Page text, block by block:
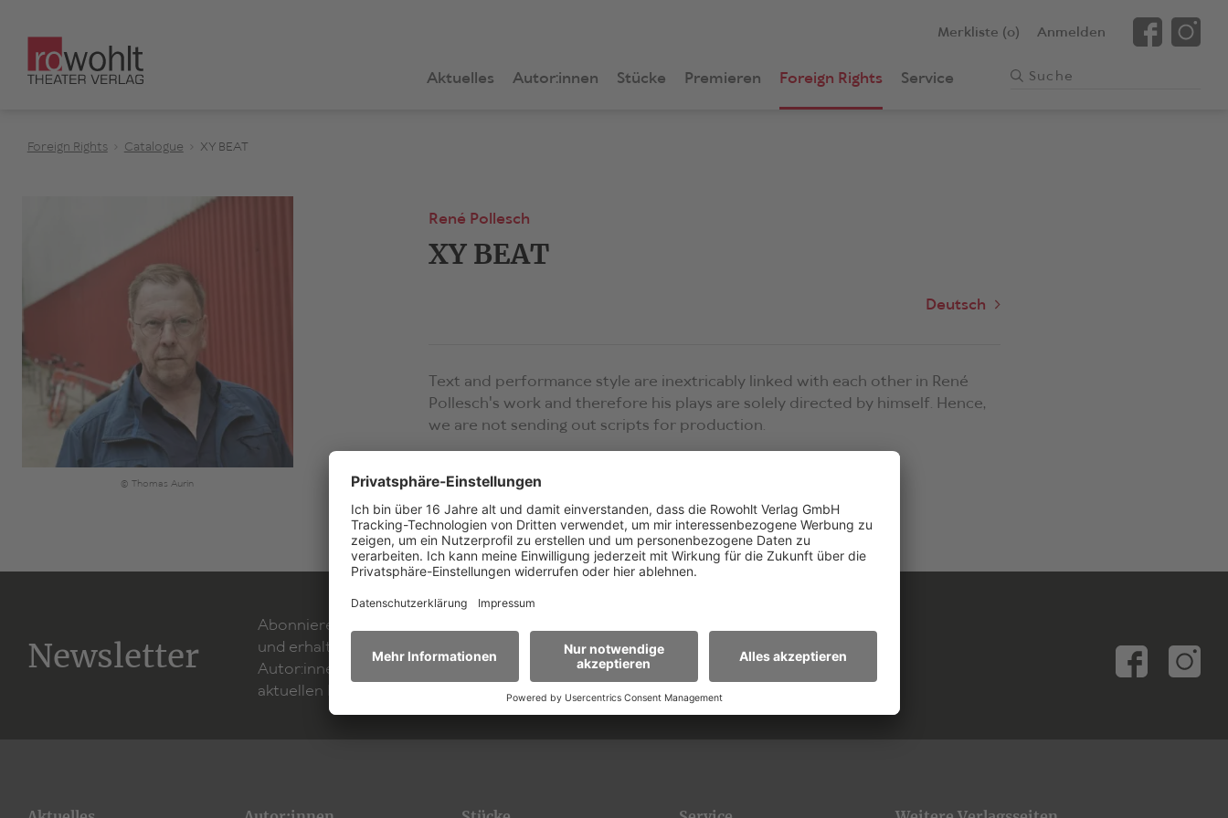
Merkliste (0) Anmelden
Aktuelles Autor:innen Stücke Premieren Foreign Rights Service
Foreign Rights Catalogue XY BEAT
© Thomas Aurin
René Pollesch
XY BEAT
Deutsch
Text and performance style are inextricably linked with each other in René
Pollesch's work and therefore his plays are solely directed by himself. Hence,
we are not sending out scripts for production.
Newsletter
Abonnieren Sie unseren Newsletter
und erhalten Sie Informationen zu
Autor:innen, neuen Stücken und
aktuellen Produktionen.
E-Mail-Adresse*